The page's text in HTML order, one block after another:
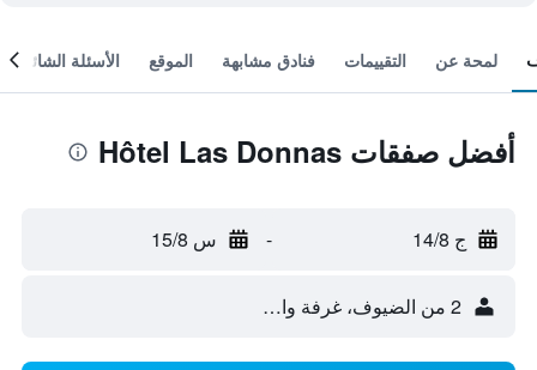
لمحة عن التقييمات فنادق مشابهة الموقع الأسئلة الشائعة
أفضل صفقات Hôtel Las Donnas
ج 14/8 - س 15/8
2 من الضيوف، غرفة واحدة